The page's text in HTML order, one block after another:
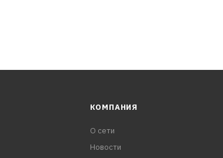
КОМПАНИЯ
О сети
Новости